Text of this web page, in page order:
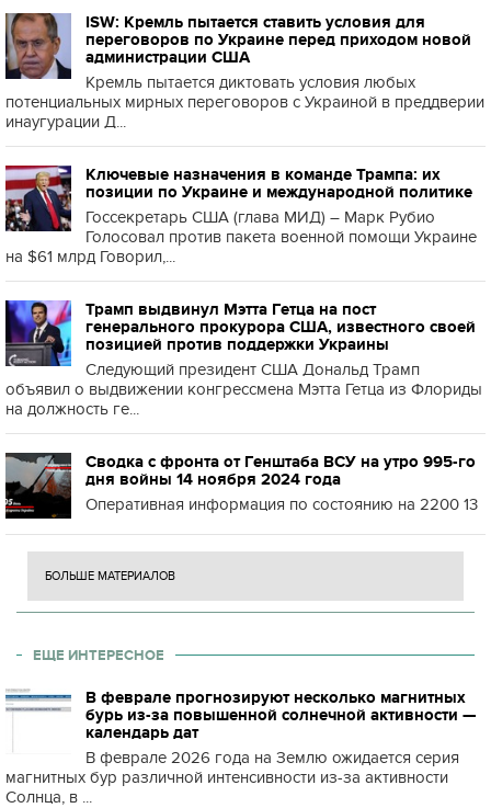
ISW: Кремль пытается ставить условия для
переговоров по Украине перед приходом новой
администрации США
Кремль пытается диктовать условия любых
потенциальных мирных переговоров с Украиной в преддверии
инаугурации Д...
Ключевые назначения в команде Трампа: их
позиции по Украине и международной политике
Госсекретарь США (глава МИД) – Марк Рубио
Голосовал против пакета военной помощи Украине
на $61 млрд Говорил,...
Трамп выдвинул Мэтта Гетца на пост
генерального прокурора США, известного своей
позицией против поддержки Украины
Следующий президент США Дональд Трамп
объявил о выдвижении конгрессмена Мэтта Гетца из Флориды
на должность ге...
Сводка с фронта от Генштаба ВСУ на утро 995-го
дня войны 14 ноября 2024 года
Оперативная информация по состоянию на 2200 13
БОЛЬШЕ МАТЕРИАЛОВ
ЕЩЕ ИНТЕРЕСНОЕ
В феврале прогнозируют несколько магнитных
бурь из-за повышенной солнечной активности —
календарь дат
В феврале 2026 года на Землю ожидается серия
магнитных бур различной интенсивности из-за активности
Солнца, в ...